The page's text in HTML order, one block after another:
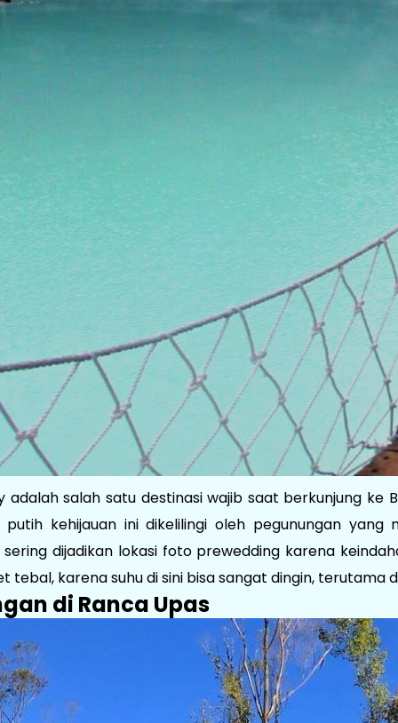
adalah salah satu destinasi wajib saat berkunjung ke
kehijauan ini dikelilingi oleh pegunungan yang
dijadikan lokasi foto prewedding karena
tebal, karena suhu di sini bisa sangat dingin, terutama
di Ranca Upas